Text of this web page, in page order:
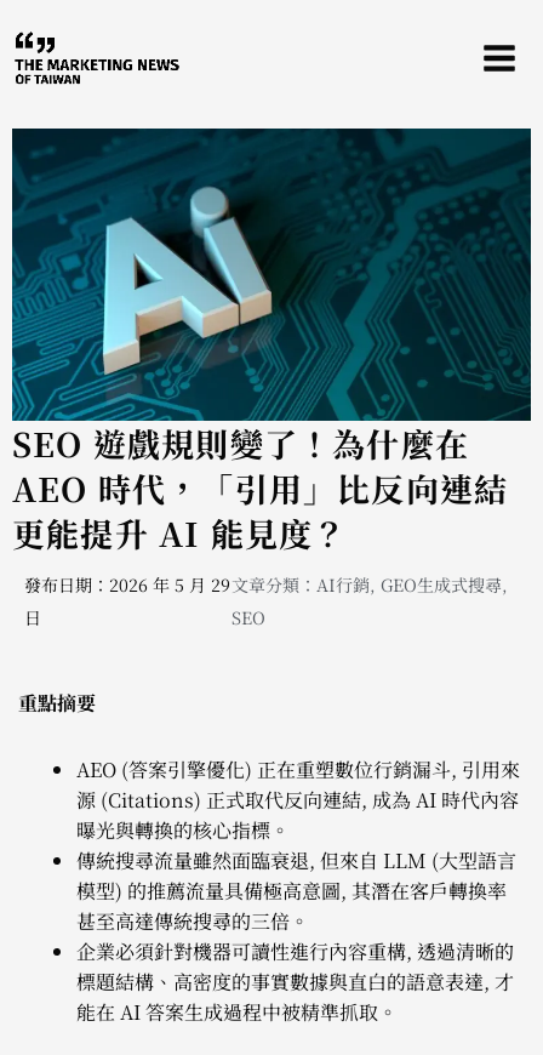
至
主
容
SEO 遊戲規則變了！為什麼在
AEO 時代，「引用」比反向連結
更能提升 AI 能見度？
發布日期：2026 年 5 月 29
日
文章分類： AI行銷,GEO生成式搜尋,
SEO
重點摘要
AEO (答案引擎優化) 正在重塑數位行銷漏斗, 引用來
源 (Citations) 正式取代反向連結, 成為 AI 時代內容
曝光與轉換的核心指標。
傳統搜尋流量雖然面臨衰退, 但來自 LLM (大型語言
模型) 的推薦流量具備極高意圖, 其潛在客戶轉換率
甚至高達傳統搜尋的三倍。
企業必須針對機器可讀性進行內容重構, 透過清晰的
標題結構、高密度的事實數據與直白的語意表達, 才
能在 AI 答案生成過程中被精準抓取。